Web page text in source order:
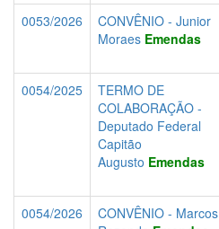
0053/2026
CONVÊNIO - Junior
Moraes Emendas
0054/2025
TERMO DE
COLABORAÇÃO -
Deputado Federal
Capitão
Augusto Emendas
0054/2026
CONVÊNIO - Marcos